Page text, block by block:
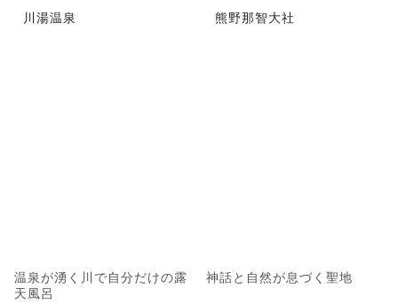
川湯温泉
温泉が湧く川で自分だけの露
天風呂
熊野那智大社
神話と自然が息づく聖地